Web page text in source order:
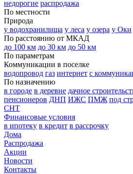
недорогие распродажа
По местности
Природа
у водохранилища у леса у озера у Оки
По расстоянию от МКАД
до 100 км до 30 км до 50 км
По параметрам
Коммуникации в поселке
водопровод газ интернет с
По назначению
в городе в деревне дачное
пенсионеров ДНП ИЖС ПМЖ под
СНТ
Финансовые условия
в ипотеку в кредит в рассрочку
Дома
Распродажа
Акции
Новости
Контакты